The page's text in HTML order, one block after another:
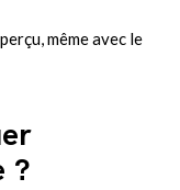
même avec le
?